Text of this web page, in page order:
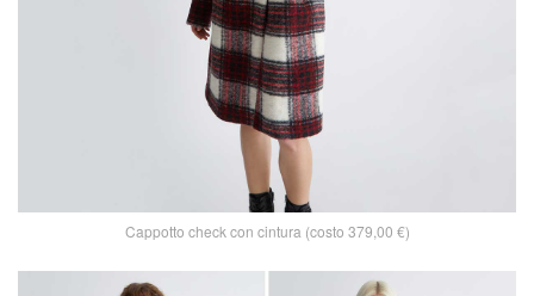
Cappotto check con cintura (costo 379,00 €)